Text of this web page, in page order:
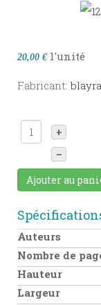
20,00 € l'unité
Fabricant:
+
–
Ajouter au
Auteurs
Nombre de
Hauteur
Largeur